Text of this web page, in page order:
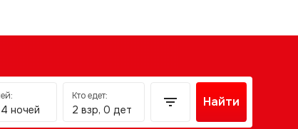
ночей
Кто едет:
2 взр, 0 дет
Найти